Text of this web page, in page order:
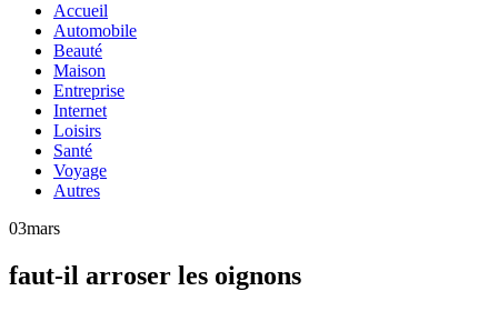
Accueil
Automobile
Beauté
Maison
Entreprise
Internet
Loisirs
Santé
Voyage
Autres
03mars
faut-il arroser les oignons